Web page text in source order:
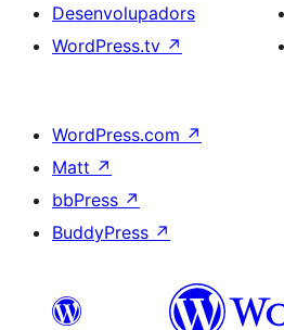
Desenvolupadors
WordPress.tv ↗
WordPress.com ↗
Matt ↗
bbPress ↗
BuddyPress ↗